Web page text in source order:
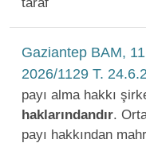
Gaziantep BAM,
2026/1129 T.
payı alma hakkı
haklarındandır.
payı hakkından